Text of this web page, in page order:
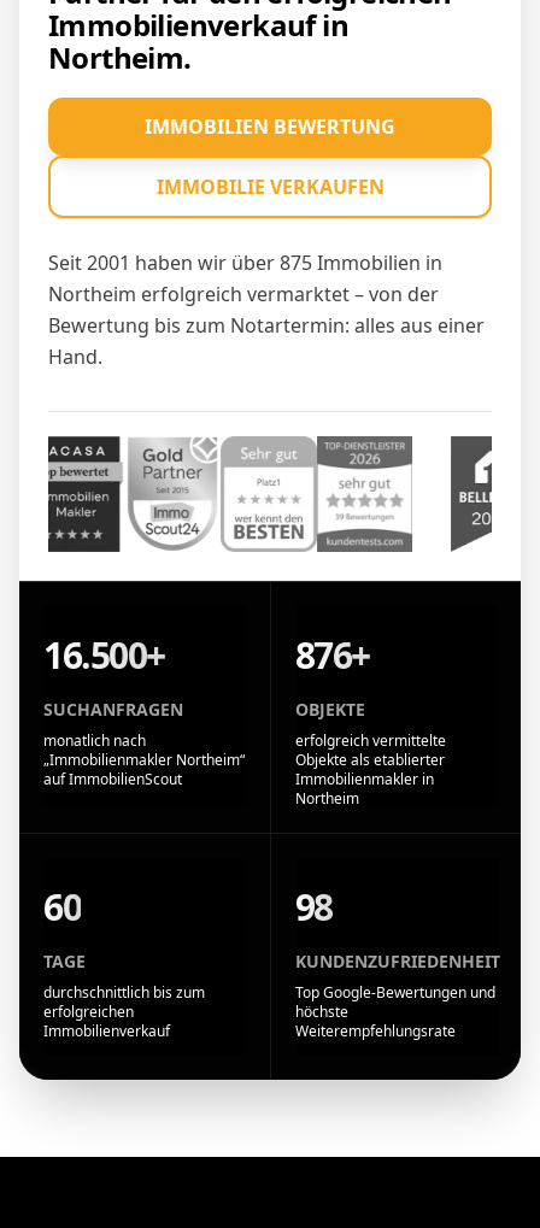
Immobilienverkauf in
Northeim.
Seit 2001 haben wir über 875 Immobilien in
Northeim erfolgreich vermarktet – von der
Bewertung bis zum Notartermin: alles aus einer
Hand.
IMMOBILIEN BEWERTUNG
IMMOBILIE VERKAUFEN
16.500+
SUCHANFRAGEN
monatlich nach
„Immobilienmakler Northeim“
auf ImmobilienScout
876+
OBJEKTE
erfolgreich vermittelte
Objekte als etablierter
Immobilienmakler in
Northeim
60
TAGE
durchschnittlich bis zum
erfolgreichen
Immobilienverkauf
98
KUNDENZUFRIEDENHEIT
Top Google-Bewertungen und
höchste
Weiterempfehlungsrate